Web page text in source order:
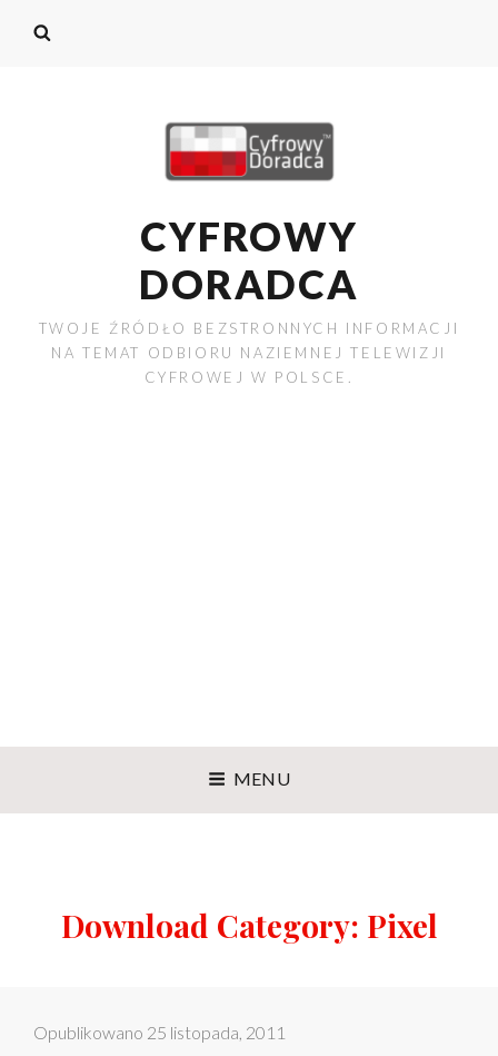
CYFROWY
DORADCA
TWOJE ŹRÓDŁO BEZSTRONNYCH INFORMACJI
NA TEMAT ODBIORU NAZIEMNEJ TELEWIZJI
CYFROWEJ W POLSCE.
MENU
Download Category: Pixel
Opublikowano 25 listopada, 2011